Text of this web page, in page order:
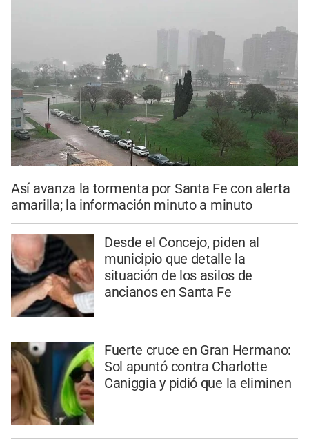
Así avanza la tormenta por Santa Fe con alerta
amarilla; la información minuto a minuto
Desde el Concejo, piden al
municipio que detalle la
situación de los asilos de
ancianos en Santa Fe
Fuerte cruce en Gran Hermano:
Sol apuntó contra Charlotte
Caniggia y pidió que la eliminen